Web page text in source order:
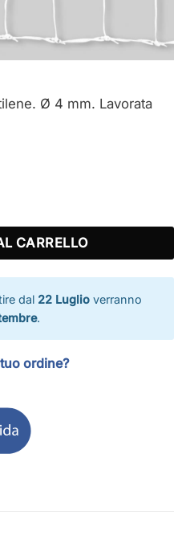
Ø 4 mm. Lavorata
CARRELLO
dal 22 Luglio verranno
.
ordine?